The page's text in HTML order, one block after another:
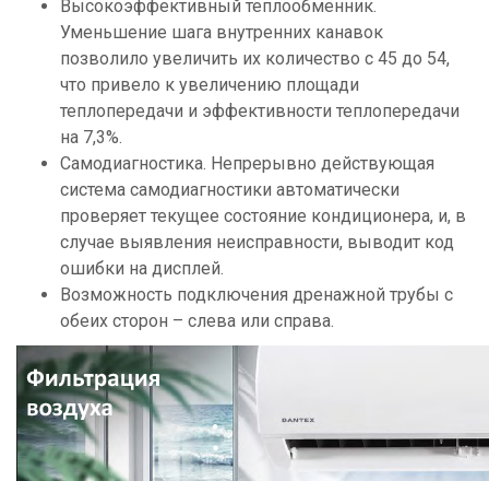
Высокоэффективный теплообменник.
Уменьшение шага внутренних канавок
позволило увеличить их количество с 45 до 54,
что привело к увеличению площади
теплопередачи и эффективности теплопередачи
на 7,3%.
Самодиагностика. Непрерывно действующая
система самодиагностики автоматически
проверяет текущее состояние кондиционера, и, в
случае выявления неисправности, выводит код
ошибки на дисплей.
Возможность подключения дренажной трубы с
обеих сторон – слева или справа.